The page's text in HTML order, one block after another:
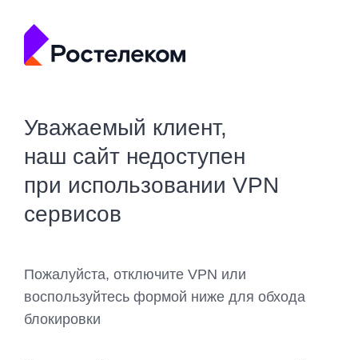
Уважаемый клиент,
наш сайт недоступен
при использовании VPN
сервисов
Пожалуйста, отключите VPN или
воспользуйтесь формой ниже для обхода
блокировки